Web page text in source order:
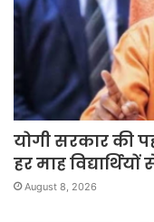
योगी सरकार की
हर माह
August 8, 2026